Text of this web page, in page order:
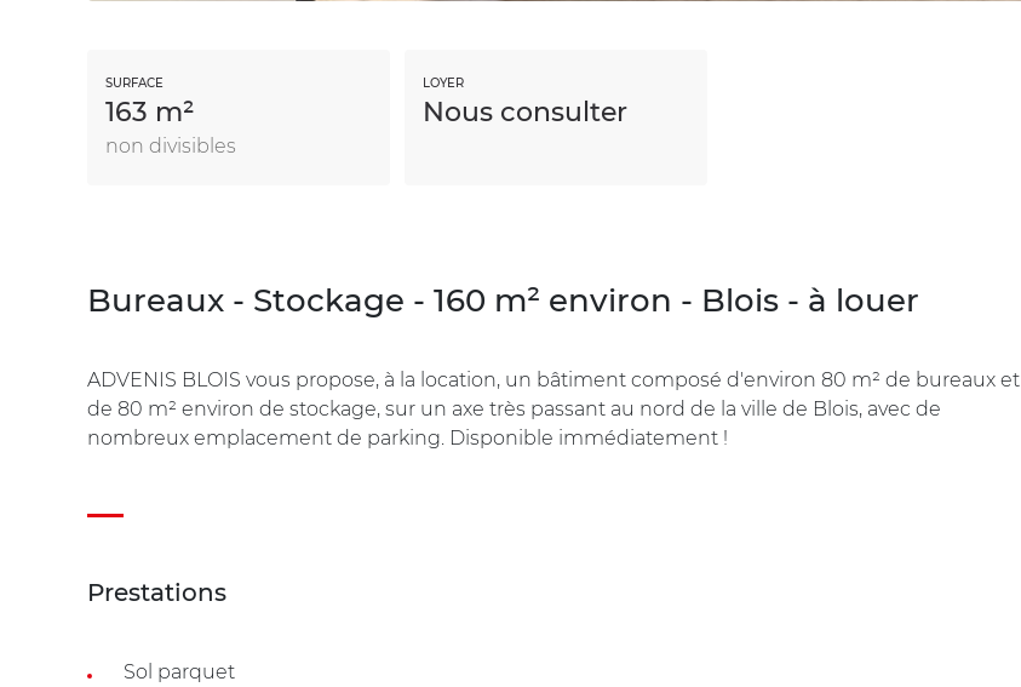
SURFACE
163 m²
non divisibles
LOYER
Nous consulter
Bureaux - Stockage - 160 m² environ - Blois - à louer
ADVENIS BLOIS vous propose, à la location, un bâtiment composé d'environ 80 m² de bureaux et
de 80 m² environ de stockage, sur un axe très passant au nord de la ville de Blois, avec de
nombreux emplacement de parking. Disponible immédiatement !
Prestations
Sol parquet